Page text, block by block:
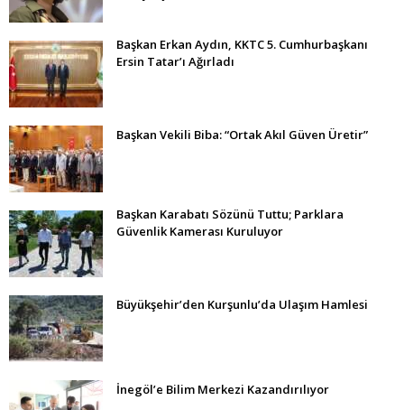
Başkan Erkan Aydın, KKTC 5. Cumhurbaşkanı
Ersin Tatar’ı Ağırladı
Başkan Vekili Biba: “Ortak Akıl Güven Üretir”
Başkan Karabatı Sözünü Tuttu; Parklara
Güvenlik Kamerası Kuruluyor
Büyükşehir’den Kurşunlu’da Ulaşım Hamlesi
İnegöl’e Bilim Merkezi Kazandırılıyor